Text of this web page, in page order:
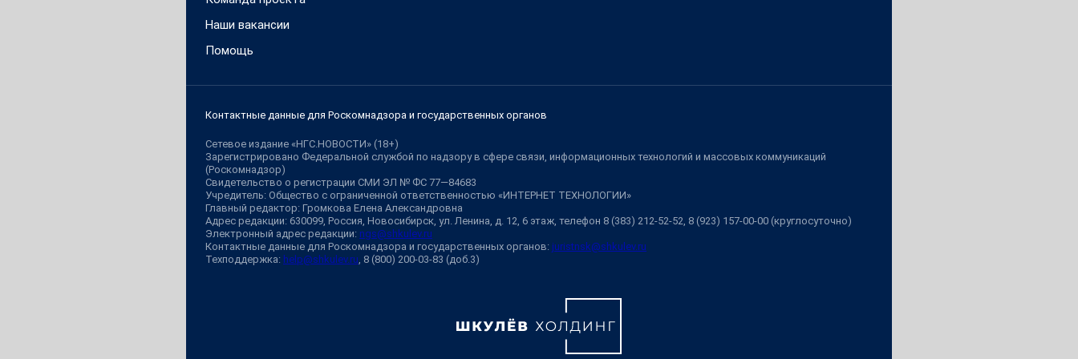
Наши вакансии
Помощь
Контактные данные для Роскомнадзора и государственных органов
Сетевое издание «НГС.НОВОСТИ» (18+)
Зарегистрировано Федеральной службой по надзору в сфере связи, информационных технологий и массовых коммуникаций
(Роскомнадзор)
Свидетельство о регистрации СМИ ЭЛ № ФС 77—84683
Учредитель: Общество с ограниченной ответственностью «ИНТЕРНЕТ ТЕХНОЛОГИИ»
Главный редактор: Громкова Елена Александровна
Адрес редакции: 630099, Россия, Новосибирск, ул. Ленина, д. 12, 6 этаж, телефон 8 (383) 212-52-52, 8 (923) 157-00-00 (круглосуточно)
Электронный адрес редакции: ngs@shkulev.ru
Контактные данные для Роскомнадзора и государственных органов: juristnsk@shkulev.ru
Техподдержка: help@shkulev.ru, 8 (800) 200-03-83 (доб.3)